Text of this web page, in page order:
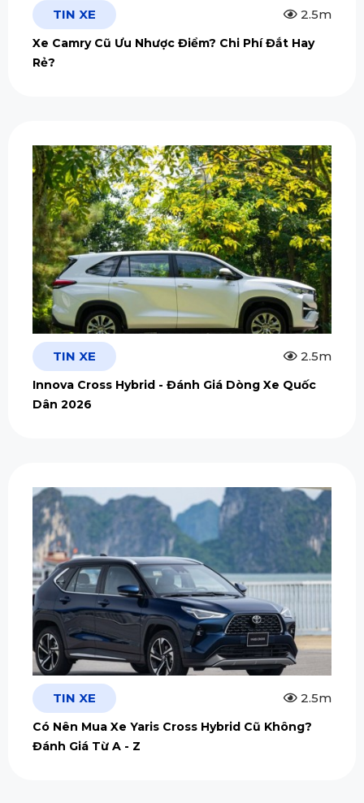
TIN XE 2.5m
Xe Camry Cũ Ưu Nhược Điểm? Chi Phí Đắt Hay
Rẻ?
TIN XE 2.5m
Innova Cross Hybrid - Đánh Giá Dòng Xe Quốc
Dân 2026
TIN XE 2.5m
Có Nên Mua Xe Yaris Cross Hybrid Cũ Không?
Đánh Giá Từ A - Z